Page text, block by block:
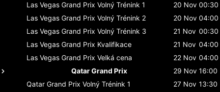
Las Vegas Grand Prix Volný Trénink 1 20 Nov 00:30
Las Vegas Grand Prix Volný Trénink 2 20 Nov 04:00
Las Vegas Grand Prix Volný Trénink 3 21 Nov 00:30
Las Vegas Grand Prix Kvalifikace 21 Nov 04:00
Las Vegas Grand Prix Velká cena 22 Nov 04:00
Qatar Grand Prix
29 Nov 16:00
Qatar Grand Prix Volný Trénink 1 27 Nov 13:30